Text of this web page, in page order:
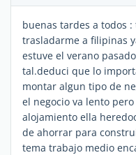
buenas tardes a todos
trasladarme a filipinas
estuve el verano
tal.deduci que lo
montar algun tipo de
el negocio va lento
alojamiento ella
de ahorrar para
tema trabajo medio